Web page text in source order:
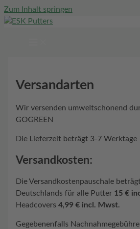
Zum Inhalt springen
Versandarten
Wir versenden umweltschonend
GOGREEN
Die Lieferzeit beträgt 3-7 Werktage
Versandkosten:
Die Versandkostenpauschale
Deutschlands für alle Putter 15 €
Headcovers 4,99 € incl. Mwst.
Gegebenenfalls